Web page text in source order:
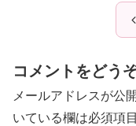
前
コメントをどう
メールアドレスが公
いている欄は必須項